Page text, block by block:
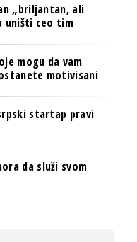
„briljantan, ali
uništi ceo tim
mogu da vam
motivisani
startap pravi
da služi svom